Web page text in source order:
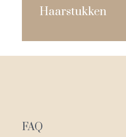
Haarstukken
FAQ